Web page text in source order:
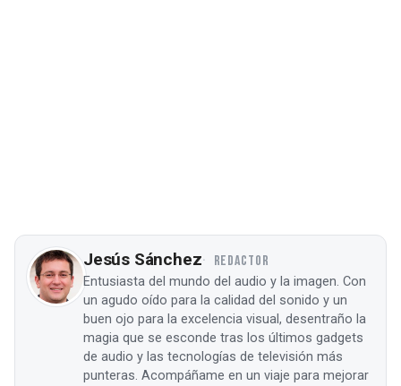
Jesús Sánchez REDACTOR
Entusiasta del mundo del audio y la imagen. Con
un agudo oído para la calidad del sonido y un
buen ojo para la excelencia visual, desentraño la
magia que se esconde tras los últimos gadgets
de audio y las tecnologías de televisión más
punteras. Acompáñame en un viaje para mejorar